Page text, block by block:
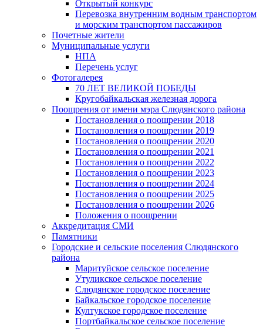
Открытый конкурс
Перевозка внутренним водным транспортом
и морским транспортом пассажиров
Почетные жители
Муниципальные услуги
НПА
Перечень услуг
Фотогалерея
70 ЛЕТ ВЕЛИКОЙ ПОБЕДЫ
Кругобайкальская железная дорога
Поощрения от имени мэра Слюдянского района
Постановления о поощрении 2018
Постановления о поощрении 2019
Постановления о поощрении 2020
Постановления о поощрении 2021
Постановления о поощрении 2022
Постановления о поощрении 2023
Постановления о поощрении 2024
Постановления о поощрении 2025
Постановления о поощрении 2026
Положения о поощрении
Аккредитация СМИ
Памятники
Городские и сельские поселения Слюдянского
района
Маритуйское сельское поселение
Утуликское сельское поселение
Слюдянское городское поселение
Байкальское городское поселение
Култукское городское поселение
Портбайкальское сельское поселение